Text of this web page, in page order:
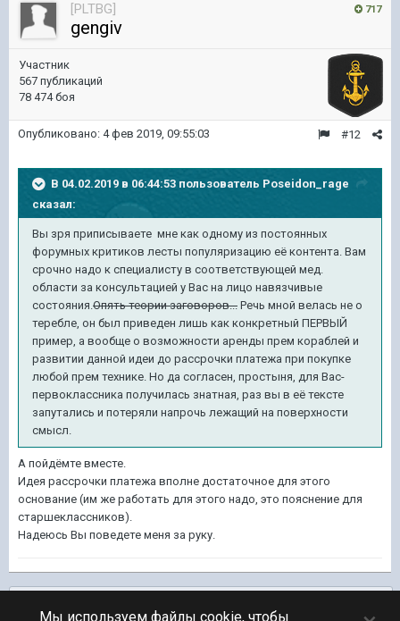
717
[PLTBG]
gengiv
Участник
567 публикаций
78 474 боя
#12
Опубликовано: 4 фев 2019, 09:55:03
В 04.02.2019 в 06:44:53 пользователь Poseidon_rage
сказал:
Вы зря приписываете мне как одному из постоянных
форумных критиков лесты популяризацию её контента. Вам
срочно надо к специалисту в соответствующей мед.
области за консультацией у Вас на лицо навязчивые
состояния.Опять теории заговоров... Речь мной велась не о
теребле, он был приведен лишь как конкретный ПЕРВЫЙ
пример, а вообще о возможности аренды прем кораблей и
развитии данной идеи до рассрочки платежа при покупке
любой прем технике. Но да согласен, простыня, для Вас-
первоклассника получилась знатная, раз вы в её тексте
запутались и потеряли напрочь лежащий на поверхности
смысл.
А пойдёмте вместе.
Идея рассрочки платежа вполне достаточное для этого
основание (им же работать для этого надо, это пояснение для
старшеклассников).
Надеюсь Вы поведете меня за руку.
Мы используем файлы cookie, чтобы